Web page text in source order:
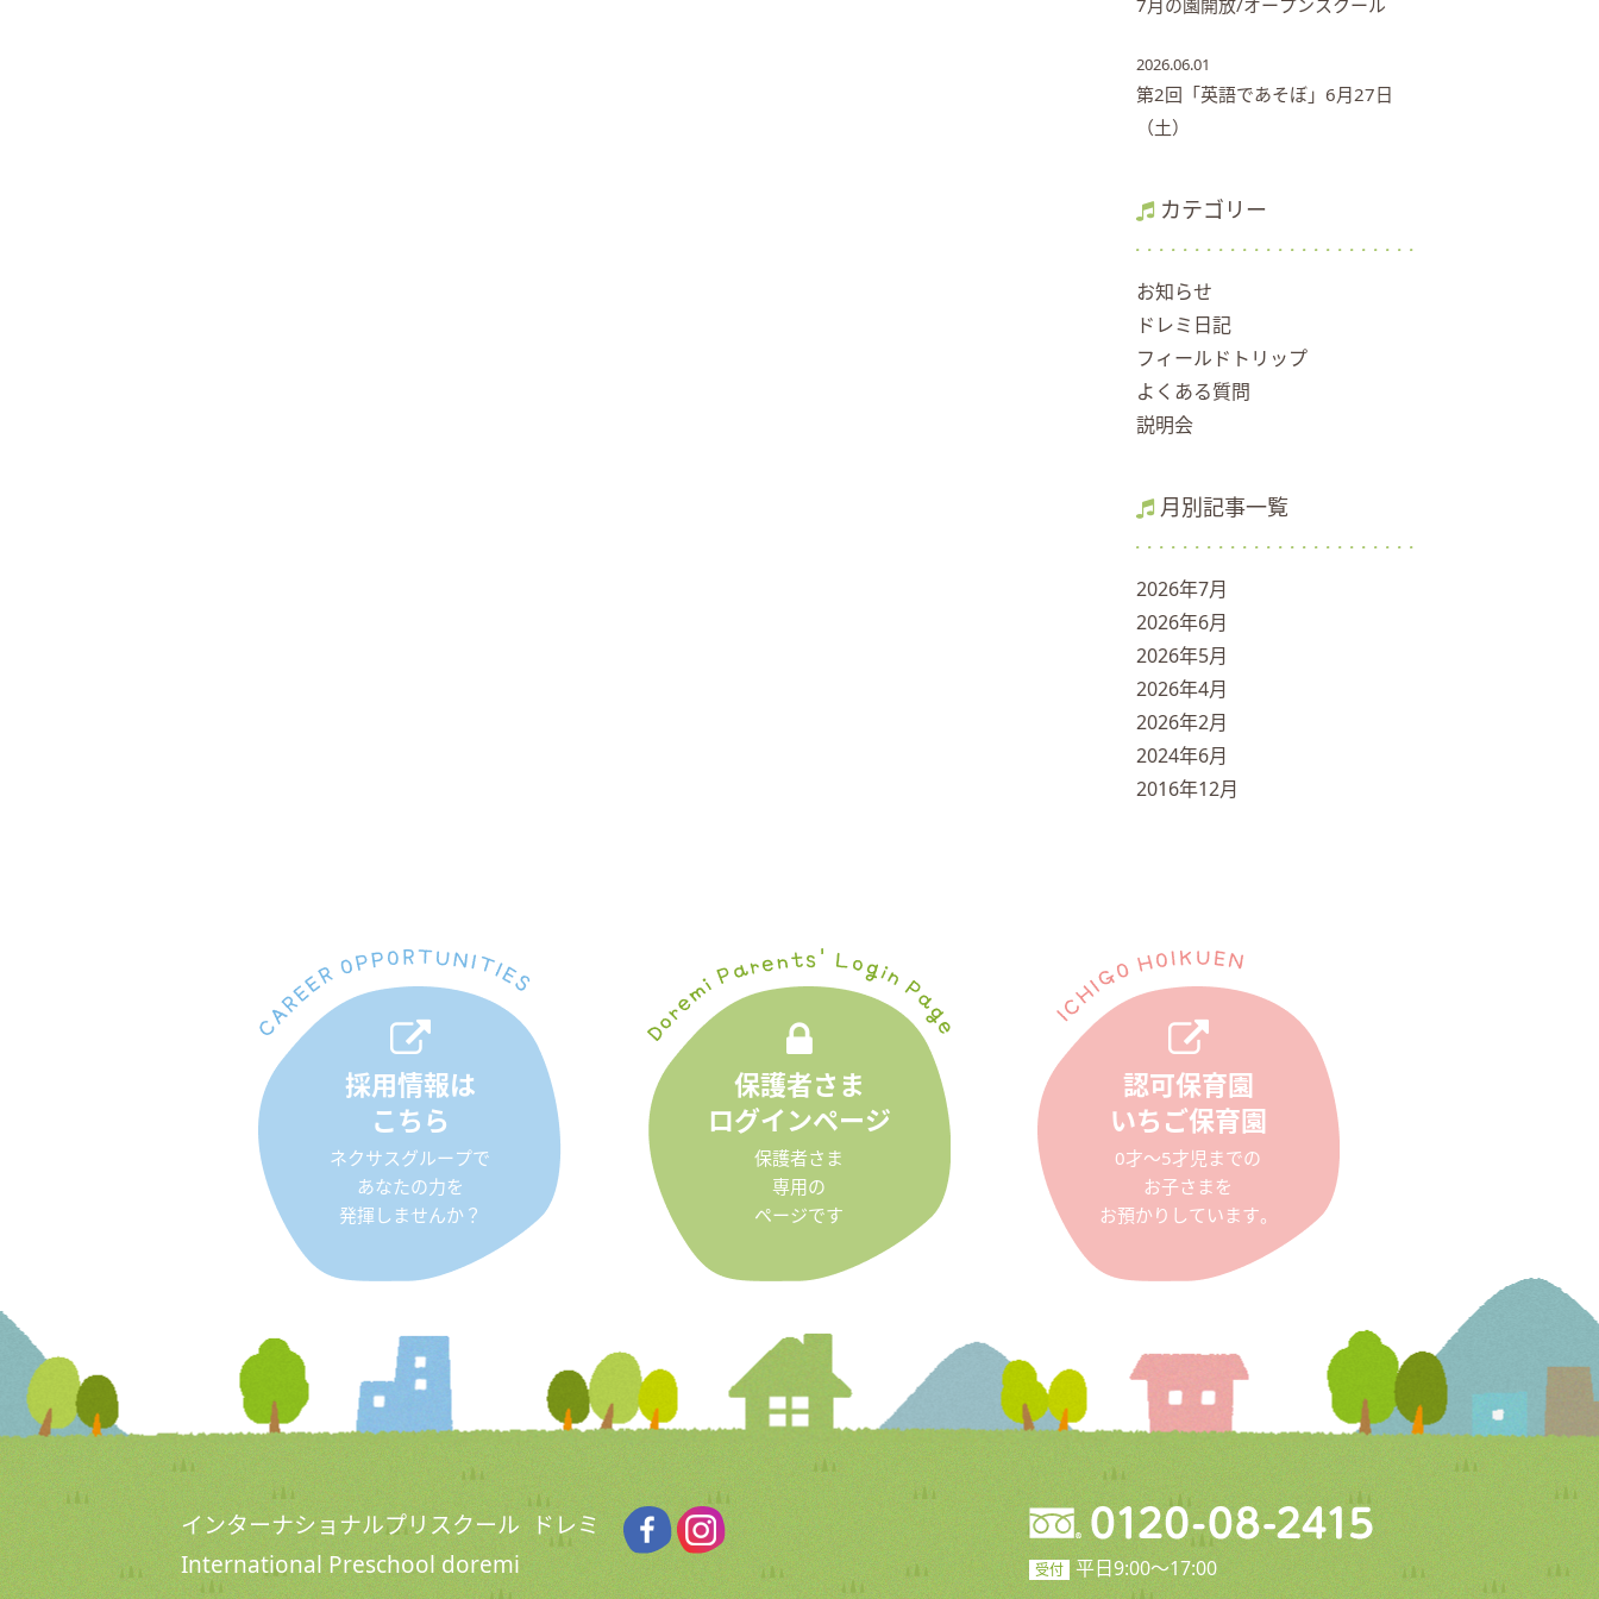
7月の園開放/オープンスクール
2026.06.01
第2回「英語であそぼ」6月27日
（土）
カテゴリー
お知らせ
ドレミ日記
フィールドトリップ
よくある質問
説明会
月別記事一覧
2026年7月
2026年6月
2026年5月
2026年4月
2026年2月
2024年6月
2016年12月
採用情報は
こちら
ネクサスグループで
あなたの力を
発揮しませんか？
保護者さま
ログインページ
保護者さま
専用の
ページです
認可保育園
いちご保育園
0才〜5才児までの
お子さまを
お預かりしています。
インターナショナルプリスクール ドレミ
International Preschool doremi
受付 平日9:00〜17:00